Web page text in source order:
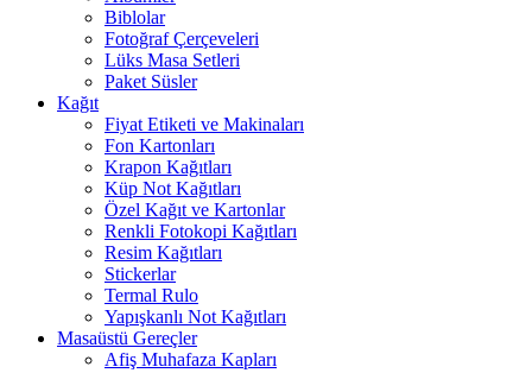
Biblolar
Fotoğraf Çerçeveleri
Lüks Masa Setleri
Paket Süsler
Kağıt
Fiyat Etiketi ve Makinaları
Fon Kartonları
Krapon Kağıtları
Küp Not Kağıtları
Özel Kağıt ve Kartonlar
Renkli Fotokopi Kağıtları
Resim Kağıtları
Stickerlar
Termal Rulo
Yapışkanlı Not Kağıtları
Masaüstü Gereçler
Afiş Muhafaza Kapları